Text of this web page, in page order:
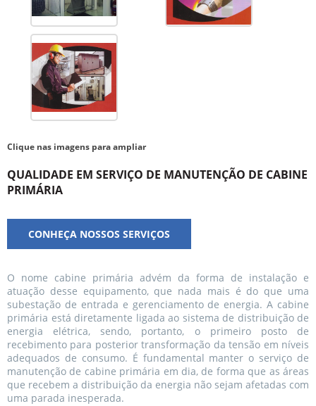
Clique nas imagens para ampliar
QUALIDADE EM SERVIÇO DE MANUTENÇÃO DE CABINE
PRIMÁRIA
CONHEÇA NOSSOS SERVIÇOS
O nome cabine primária advém da forma de instalação e
atuação desse equipamento, que nada mais é do que uma
subestação de entrada e gerenciamento de energia. A cabine
primária está diretamente ligada ao sistema de distribuição de
energia elétrica, sendo, portanto, o primeiro posto de
recebimento para posterior transformação da tensão em níveis
adequados de consumo. É fundamental manter o serviço de
manutenção de cabine primária em dia, de forma que as áreas
que recebem a distribuição da energia não sejam afetadas com
uma parada inesperada.